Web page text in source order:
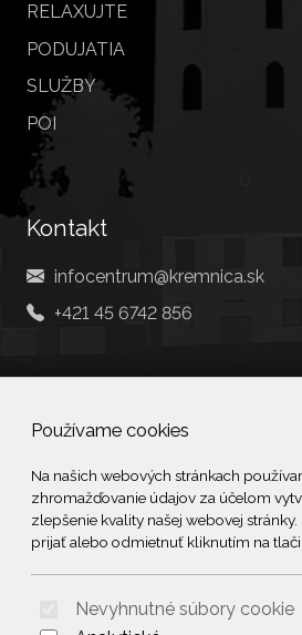
Používame cookies
Na našich webových stránkach
zhromažďovanie údajov za účelom
zlepšenie kvality našej webovej
prijať alebo odmietnuť kliknutím na
Nevyhnutné súbory cookie
RELAXUJTE
PODUJATIA
SLUŽBY
POI
Kontakt
infocentrum@kremnica.sk
+421 45 6742 856
Social
Facebook
© 2026 Arrabella s.r.o., mayabella
Hosting: - Web: